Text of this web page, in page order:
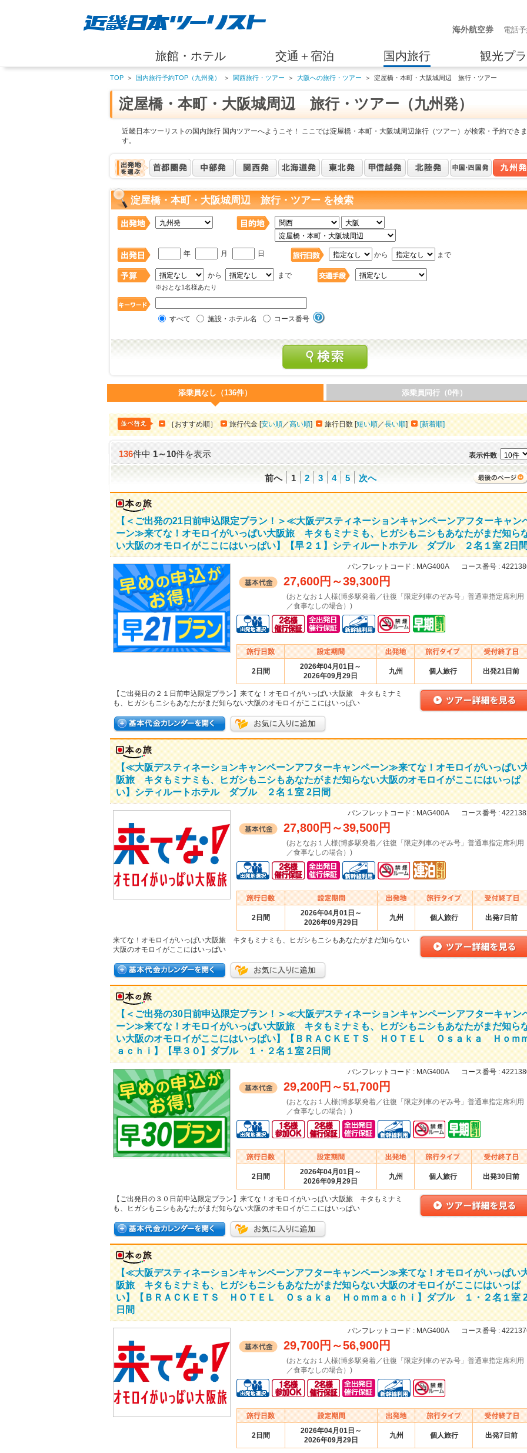
海外航空券 電話
旅館・ホテル 交通＋宿泊 国内旅行 観光プ
TOP ＞ 国内旅行予約TOP（九州発） ＞ 関西旅行・ツアー ＞ 大阪への旅行・ツアー ＞ 淀屋橋・本町・大阪城周辺 旅行・ツアー
淀屋橋・本町・大阪城周辺 旅行・ツアー（九州発）
近畿日本ツーリストの国内旅行 国内ツアーへようこそ！ ここでは淀屋橋・本町・大阪城周辺旅行（ツアー）が検索・予約できま
す。
淀屋橋・本町・大阪城周辺 旅行・ツアー を検索
年 月 日 から まで
から まで
※おとな1名様あたり
すべて 施設・ホテル名 コース番号
添乗員なし（136件） 添乗員同行（0件）
［おすすめ順］ 旅行代金 [安い順／高い順] 旅行日数 [短い順／長い順] [新着順]
136件中1～10件を表示 表示件数
前へ 1 2 3 4 5 次へ
【＜ご出発の21日前申込限定プラン！＞≪大阪デスティネーションキャンペーンアフターキャン
ーン≫来てな！オモロイがいっぱい大阪旅 キタもミナミも、ヒガシもニシもあなたがまだ知ら
い大阪のオモロイがここにはいっぱい】【早２１】シティルートホテル ダブル ２名１室 2日
パンフレットコード : MAG400A コース番号 :
27,600円 ～39,300円
(おとなお１人様(博多駅発着／往復「限定列車のぞみ号」普通車指定席利用
／食事なしの場合）)
2日間
2026年04月01日～
2026年09月29日
九州 個人旅行 出発21日前
【ご出発日の２１日前申込限定プラン】来てな！オモロイがいっぱい大阪旅 キタもミナミ
も、ヒガシもニシもあなたがまだ知らない大阪のオモロイがここにはいっぱい
【≪大阪デスティネーションキャンペーンアフターキャンペーン≫来てな！オモロイがいっぱい
阪旅 キタもミナミも、ヒガシもニシもあなたがまだ知らない大阪のオモロイがここにはいっぱ
い】シティルートホテル ダブル ２名１室 2日間
パンフレットコード : MAG400A コース番号 :
27,800円 ～39,500円
(おとなお１人様(博多駅発着／往復「限定列車のぞみ号」普通車指定席利用
／食事なしの場合）)
2日間
2026年04月01日～
2026年09月29日
九州 個人旅行 出発7日前
来てな！オモロイがいっぱい大阪旅 キタもミナミも、ヒガシもニシもあなたがまだ知らない
大阪のオモロイがここにはいっぱい
【＜ご出発の30日前申込限定プラン！＞≪大阪デスティネーションキャンペーンアフターキャン
ーン≫来てな！オモロイがいっぱい大阪旅 キタもミナミも、ヒガシもニシもあなたがまだ知ら
い大阪のオモロイがここにはいっぱい】【ＢＲＡＣＫＥＴＳ ＨＯＴＥＬ Ｏｓａｋａ Ｈｏｍ
ａｃｈｉ】【早３０】ダブル １・２名１室 2日間
パンフレットコード : MAG400A コース番号 :
29,200円 ～51,700円
(おとなお１人様(博多駅発着／往復「限定列車のぞみ号」普通車指定席利用
／食事なしの場合）)
2日間
2026年04月01日～
2026年09月29日
九州 個人旅行 出発30日前
【ご出発日の３０日前申込限定プラン】来てな！オモロイがいっぱい大阪旅 キタもミナミ
も、ヒガシもニシもあなたがまだ知らない大阪のオモロイがここにはいっぱい
【≪大阪デスティネーションキャンペーンアフターキャンペーン≫来てな！オモロイがいっぱい
阪旅 キタもミナミも、ヒガシもニシもあなたがまだ知らない大阪のオモロイがここにはいっぱ
い】【ＢＲＡＣＫＥＴＳ ＨＯＴＥＬ Ｏｓａｋａ Ｈｏｍｍａｃｈｉ】ダブル １・２名１室
日間
パンフレットコード : MAG400A コース番号 :
29,700円 ～56,900円
(おとなお１人様(博多駅発着／往復「限定列車のぞみ号」普通車指定席利用
／食事なしの場合）)
2日間
2026年04月01日～
2026年09月29日
九州 個人旅行 出発7日前